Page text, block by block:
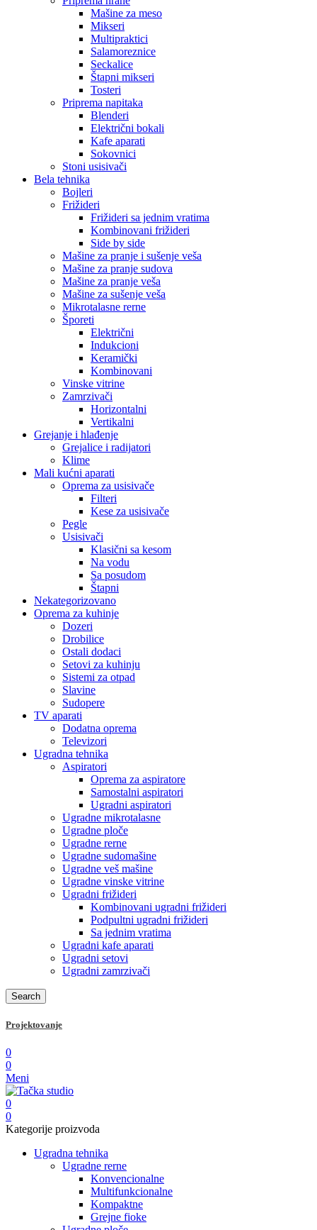
Mašine za meso
Mikseri
Multipraktici
Salamoreznice
Seckalice
Štapni mikseri
Tosteri
Priprema napitaka
Blenderi
Električni bokali
Kafe aparati
Sokovnici
Stoni usisivači
Bela tehnika
Bojleri
Frižideri
Frižideri sa jednim vratima
Kombinovani frižideri
Side by side
Mašine za pranje i sušenje veša
Mašine za pranje sudova
Mašine za pranje veša
Mašine za sušenje veša
Mikrotalasne rerne
Šporeti
Električni
Indukcioni
Keramički
Kombinovani
Vinske vitrine
Zamrzivači
Horizontalni
Vertikalni
Grejanje i hlađenje
Grejalice i radijatori
Klime
Mali kućni aparati
Oprema za usisivače
Filteri
Kese za usisivače
Pegle
Usisivači
Klasični sa kesom
Na vodu
Sa posudom
Štapni
Nekategorizovano
Oprema za kuhinje
Dozeri
Drobilice
Ostali dodaci
Setovi za kuhinju
Sistemi za otpad
Slavine
Sudopere
TV aparati
Dodatna oprema
Televizori
Ugradna tehnika
Aspiratori
Oprema za aspiratore
Samostalni aspiratori
Ugradni aspiratori
Ugradne mikrotalasne
Ugradne ploče
Ugradne rerne
Ugradne sudomašine
Ugradne veš mašine
Ugradne vinske vitrine
Ugradni frižideri
Kombinovani ugradni frižideri
Podpultni ugradni frižideri
Sa jednim vratima
Ugradni kafe aparati
Ugradni setovi
Ugradni zamrzivači
Search
Projektovanje
0
0
Meni
0
0
Kategorije proizvoda
Ugradna tehnika
Ugradne rerne
Konvencionalne
Multifunkcionalne
Kompaktne
Grejne fioke